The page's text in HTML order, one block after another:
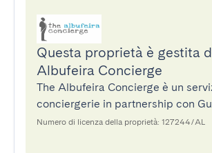
Questa proprietà è gestita
Albufeira Concierge
The Albufeira Concierge è un
conciergerie in partnership con
Numero di licenza della proprietà: 127244/AL